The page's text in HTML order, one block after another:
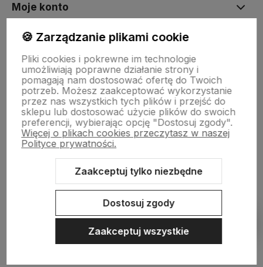
Moje konto
Płatności i dostawa
Informacje
O nas
Sklep internetowy Shoper.pl Szablon Shoper Modern 3.0™
🍪 Zarządzanie plikami cookie
Pliki cookies i pokrewne im technologie
umożliwiają poprawne działanie strony i
pomagają nam dostosować ofertę do Twoich
potrzeb. Możesz zaakceptować wykorzystanie
przez nas wszystkich tych plików i przejść do
sklepu lub dostosować użycie plików do swoich
preferencji, wybierając opcję "Dostosuj zgody".
Więcej o plikach cookies przeczytasz w naszej
Polityce prywatności.
Zaakceptuj tylko niezbędne
Dostosuj zgody
Zaakceptuj wszystkie